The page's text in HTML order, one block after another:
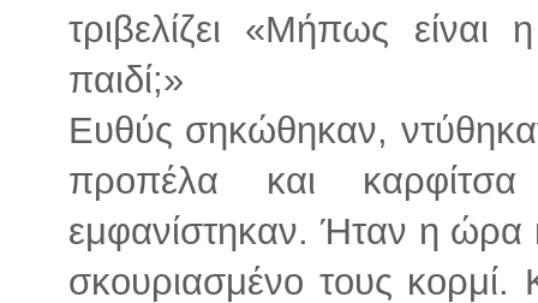
τριβελίζει «Μήπως
παιδί;»
Ευθύς σηκώθηκαν,
προπέλα και
εμφανίστηκαν. Ήταν η ώρα
σκουριασμένο τους κορμί.